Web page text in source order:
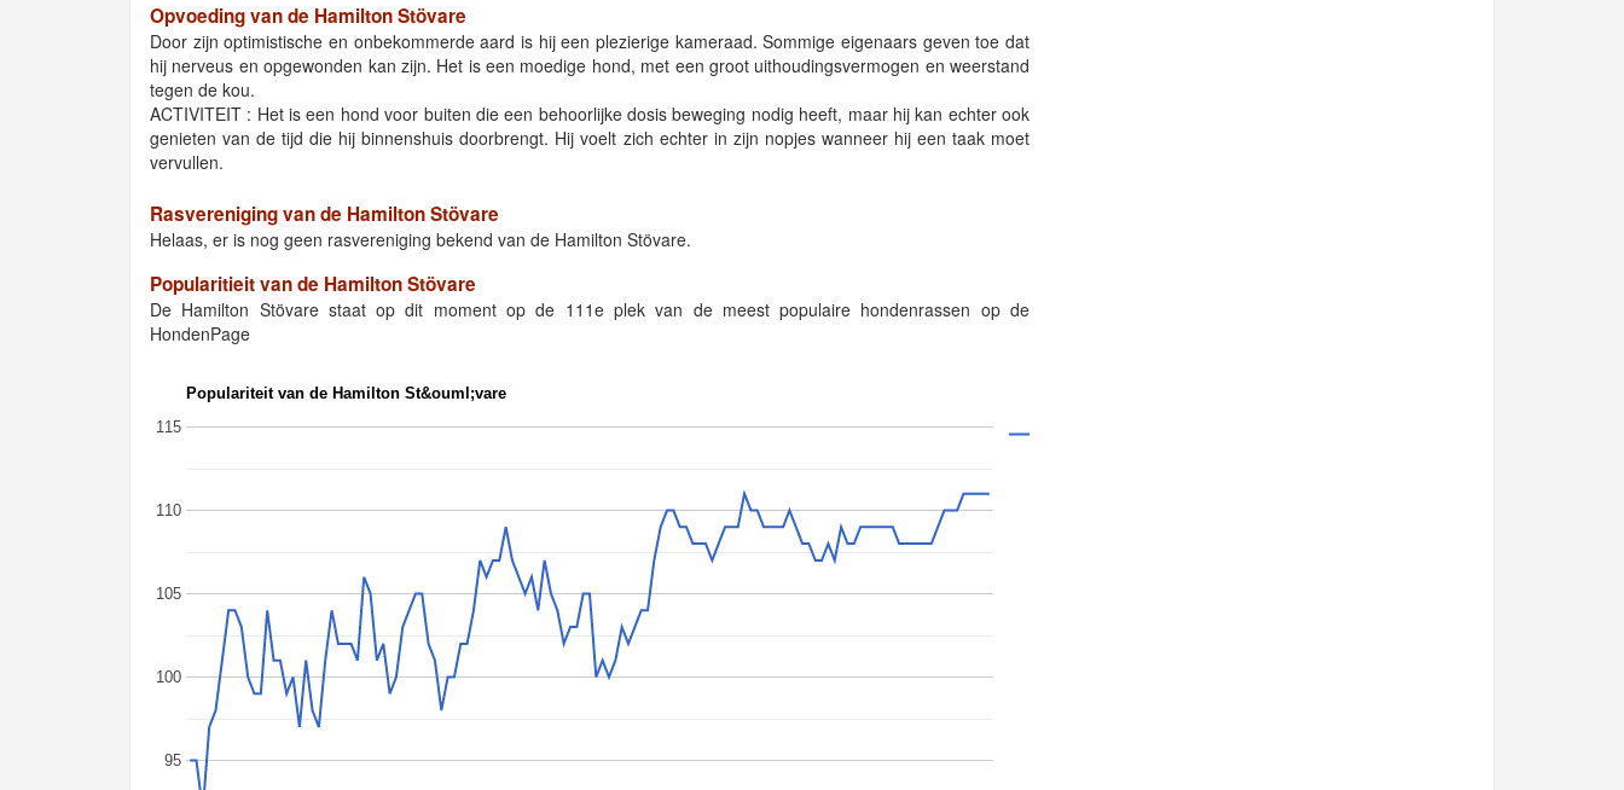
Opvoeding van de Hamilton Stövare
Door zijn optimistische en onbekommerde aard is hij een plezierige kameraad. Sommige eigenaars geven toe dat
hij nerveus en opgewonden kan zijn. Het is een moedige hond, met een groot uithoudingsvermogen en weerstand
tegen de kou.
ACTIVITEIT : Het is een hond voor buiten die een behoorlijke dosis beweging nodig heeft, maar hij kan echter ook
genieten van de tijd die hij binnenshuis doorbrengt. Hij voelt zich echter in zijn nopjes wanneer hij een taak moet
vervullen.
Rasvereniging van de Hamilton Stövare
Helaas, er is nog geen rasvereniging bekend van de Hamilton Stövare.
Popularitieit van de Hamilton Stövare
De Hamilton Stövare staat op dit moment op de 111e plek van de meest populaire hondenrassen op de
HondenPage
Populariteit van de Hamilton St&ouml;vare
95
100
105
110
115